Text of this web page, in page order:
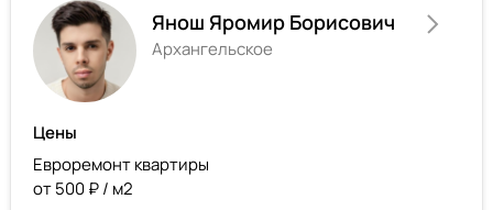
Янош Яромир Борисович
Архангельское
Цены
Евроремонт квартиры
от 500 ₽ / м2